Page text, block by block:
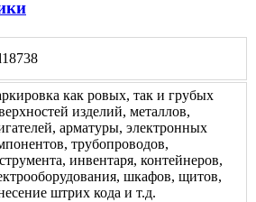
как ровых, так и грубых
изделий, металлов,
арматуры, электронных
трубопроводов,
инвентаря, контейнеров,
шкафов, щитов,
штрих кода и т.д.